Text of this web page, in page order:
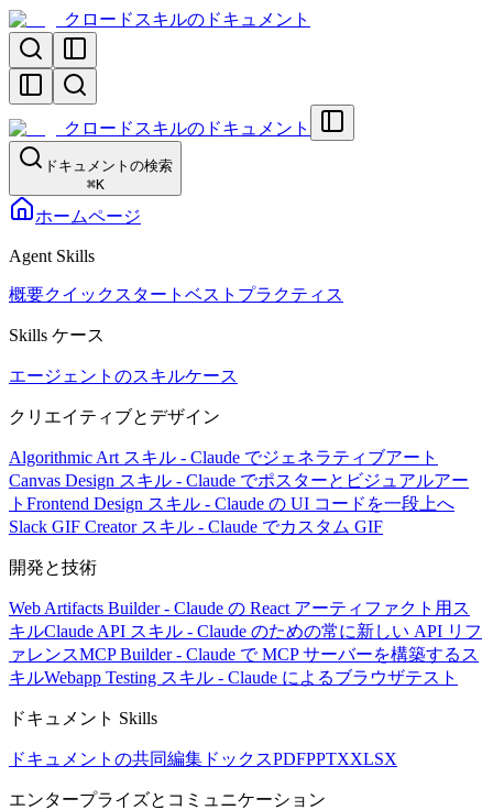
クロードスキルのドキュメント
クロードスキルのドキュメント
ドキュメントの検索
⌘K
ホームページ
Agent Skills
概要クイックスタート ベストプラクティス
Skills ケース
エージェントのスキルケース
クリエイティブとデザイン
Algorithmic Art スキル - Claude でジェネラティブアート
Canvas Design スキル - Claude でポスターとビジュアルアー
ト Frontend Design スキル - Claude の UI コードを一段上へ
Slack GIF Creator スキル - Claude でカスタム GIF
開発と技術
Web Artifacts Builder - Claude の React アーティファクト用ス
キルClaude API スキル - Claude のための常に新しい API リフ
ァレンスMCP Builder - Claude で MCP サーバーを構築するス
キルWebapp Testing スキル - Claude によるブラウザテスト
ドキュメント Skills
ドキュメントの共同編集 ドックスPDFPPTXXLSX
エンタープライズとコミュニケーション